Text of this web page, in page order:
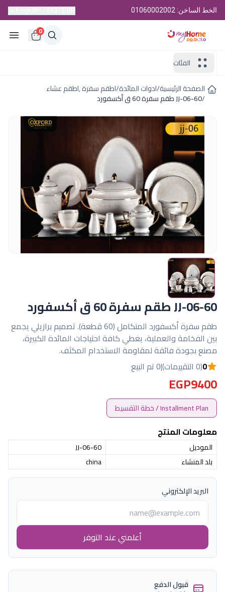
الخط الساخن: 01060002002
0
الفئات
الصفحة الرئيسية/ادوات المائدة/اطقم سفرة ,اطقم عشاء
/JJ-06-60 طقم سفرة 60 ق أكسفورد
JJ-06-60 طقم سفرة 60 ق أكسفورد
طقم سفرة أكسفورد المتكامل (60 قطعة). تصميم برازيلي يجمع
بين الفخامة والعملية، يغطي كافة احتياجات المائدة الكبيرة،
مصنع بجودة فائقة لمقاومة الاستخدام المكثف.
0(0 التقييمات) |0 تم البيع
EGP9400
Installment Plan / خطة التقسيط
معلومات المنتج
الموديل
JJ-06-60
بلد المنشاء
china
البريد الإلكتروني
أعلمني عند التوفر
قبول الدفع